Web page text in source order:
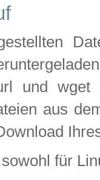
und wget
aus
für